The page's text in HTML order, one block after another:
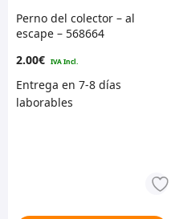
Perno del colector – al
escape – 568664
2.00€